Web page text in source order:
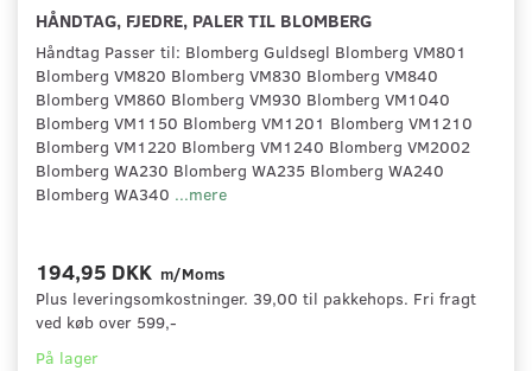
HÅNDTAG, FJEDRE, PALER TIL BLOMBERG
Håndtag Passer til: Blomberg Guldsegl Blomberg VM801
Blomberg VM820 Blomberg VM830 Blomberg VM840
Blomberg VM860 Blomberg VM930 Blomberg VM1040
Blomberg VM1150 Blomberg VM1201 Blomberg VM1210
Blomberg VM1220 Blomberg VM1240 Blomberg VM2002
Blomberg WA230 Blomberg WA235 Blomberg WA240
Blomberg WA340 ...mere
194,95 DKK m/Moms
Plus leveringsomkostninger. 39,00 til pakkehops. Fri fragt
ved køb over 599,-
På lager